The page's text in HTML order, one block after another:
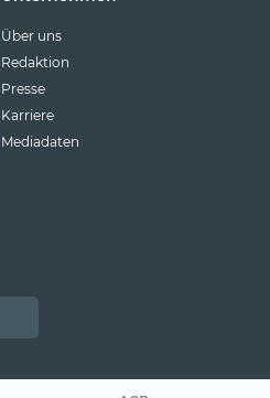
Über uns
Redaktion
Presse
Karriere
Mediadaten